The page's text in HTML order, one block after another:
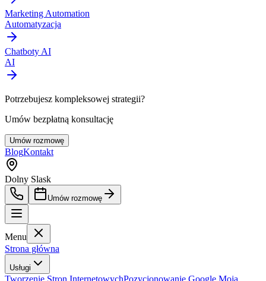
Marketing Automation
Automatyzacja
Chatboty AI
AI
Potrzebujesz kompleksowej strategii?
Umów bezpłatną konsultację
Umów rozmowę
BlogKontakt
Dolny Slask
Umów rozmowę
Menu
Strona główna
Usługi
Tworzenie Stron InternetowychPozycjonowanie Google Moja